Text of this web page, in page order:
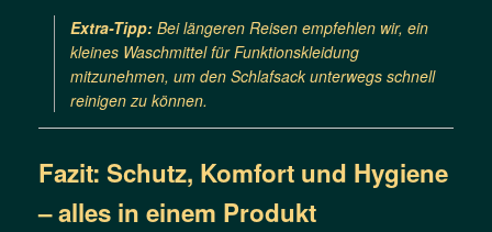
Extra-Tipp: Bei längeren Reisen empfehlen wir, ein
kleines Waschmittel für Funktionskleidung
mitzunehmen, um den Schlafsack unterwegs schnell
reinigen zu können.
Fazit: Schutz, Komfort und Hygiene
– alles in einem Produkt